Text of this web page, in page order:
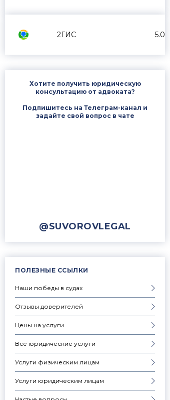
2ГИС 5.0
Хотите получить юридическую
консультацию от адвоката?
Подпишитесь на Телеграм-канал и
задайте свой вопрос в чате
@SUVOROVLEGAL
ПОЛЕЗНЫЕ ССЫЛКИ
Наши победы в судах
Отзывы доверителей
Цены на услуги
Все юридические услуги
Услуги физическим лицам
Услуги юридическим лицам